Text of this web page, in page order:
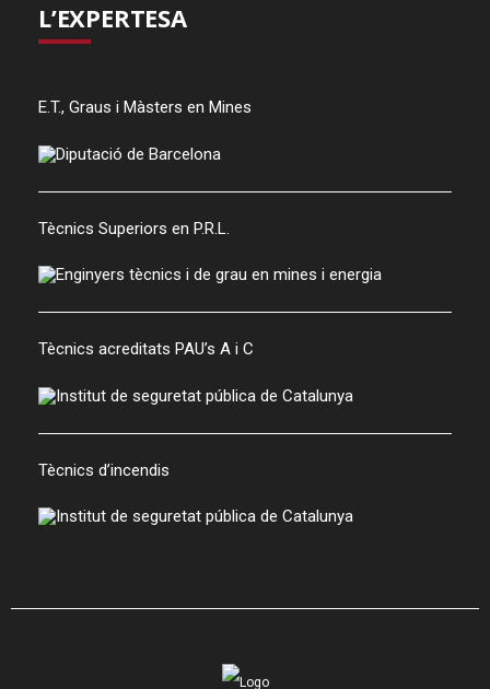
L’EXPERTESA
E.T., Graus i Màsters en Mines
Tècnics Superiors en P.R.L.
Tècnics acreditats PAU’s A i C
Tècnics d’incendis